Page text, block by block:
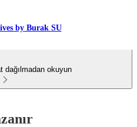
by Burak SU
dağılmadan okuyun